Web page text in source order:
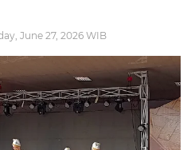
June 27, 2026 WIB